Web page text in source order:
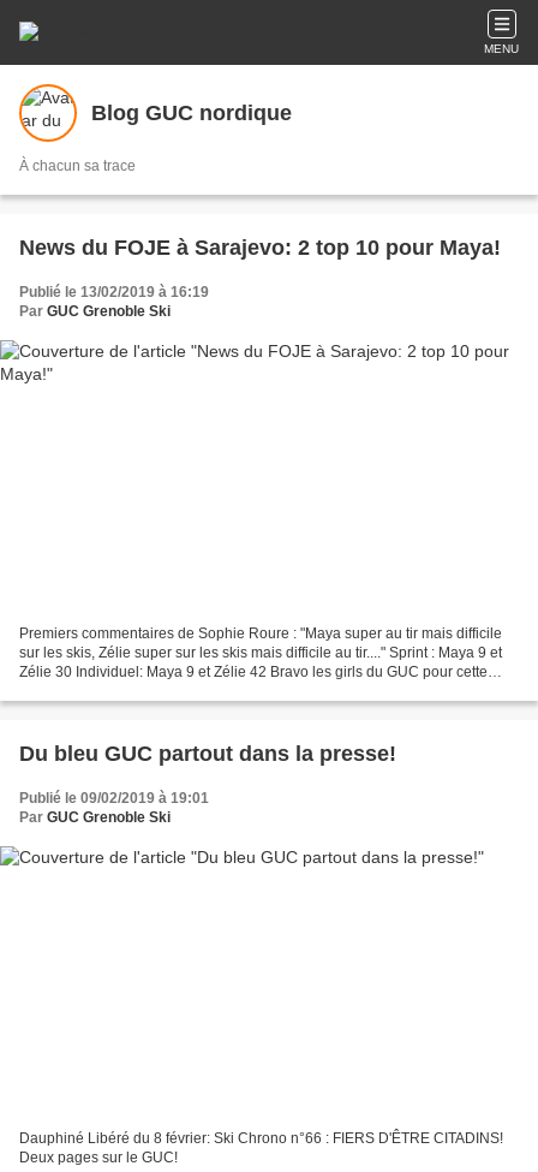
MENU
Blog GUC nordique
À chacun sa trace
News du FOJE à Sarajevo: 2 top 10 pour Maya!
Publié le 13/02/2019 à 16:19
Par GUC Grenoble Ski
Premiers commentaires de Sophie Roure : "Maya super au tir mais difficile
sur les skis, Zélie super sur les skis mais difficile au tir...." Sprint : Maya 9 et
Zélie 30 Individuel: Maya 9 et Zélie 42 Bravo les girls du GUC pour cette
Du bleu GUC partout dans la presse!
Publié le 09/02/2019 à 19:01
Par GUC Grenoble Ski
Dauphiné Libéré du 8 février: Ski Chrono n°66 : FIERS D'ÊTRE CITADINS!
Deux pages sur le GUC!